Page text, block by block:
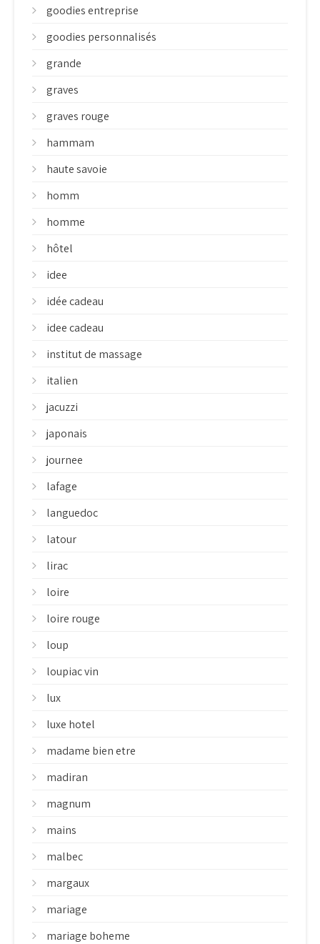
goodies entreprise
goodies personnalisés
grande
graves
graves rouge
hammam
haute savoie
homm
homme
hôtel
idee
idée cadeau
idee cadeau
institut de massage
italien
jacuzzi
japonais
journee
lafage
languedoc
latour
lirac
loire
loire rouge
loup
loupiac vin
lux
luxe hotel
madame bien etre
madiran
magnum
mains
malbec
margaux
mariage
mariage boheme